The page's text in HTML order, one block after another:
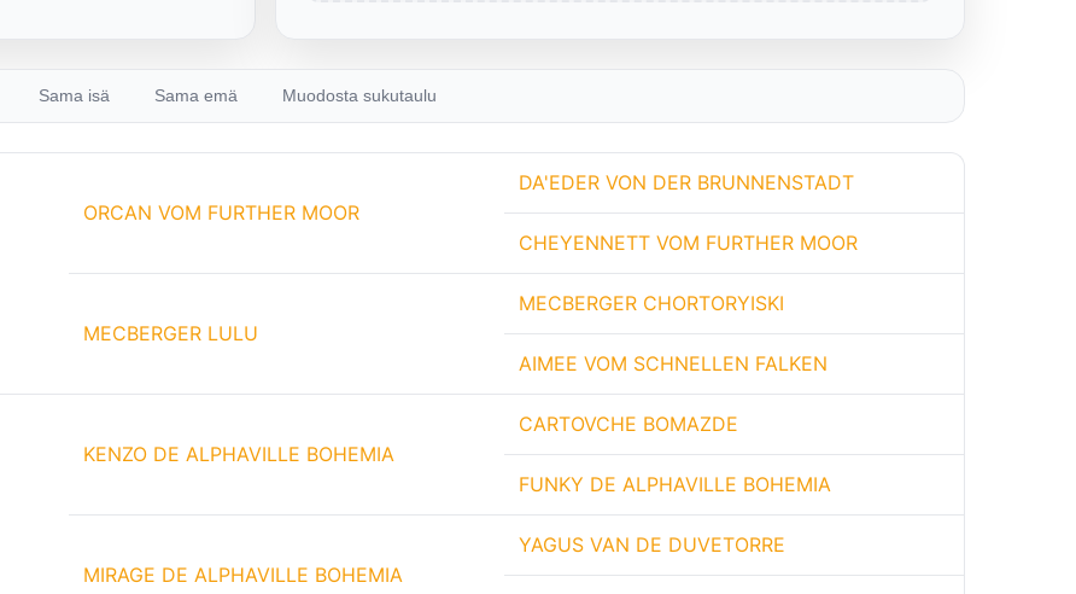
Sama isä Sama emä Muodosta sukutaulu
ORCAN VOM FURTHER MOOR
DA'EDER VON DER BRUNNENSTADT
CHEYENNETT VOM FURTHER MOOR
MECBERGER LULU
MECBERGER CHORTORYISKI
AIMEE VOM SCHNELLEN FALKEN
KENZO DE ALPHAVILLE BOHEMIA
CARTOVCHE BOMAZDE
FUNKY DE ALPHAVILLE BOHEMIA
MIRAGE DE ALPHAVILLE BOHEMIA
YAGUS VAN DE DUVETORRE